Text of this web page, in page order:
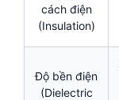
cách điện
(Insulation)
Độ bền điện
(Dielectric